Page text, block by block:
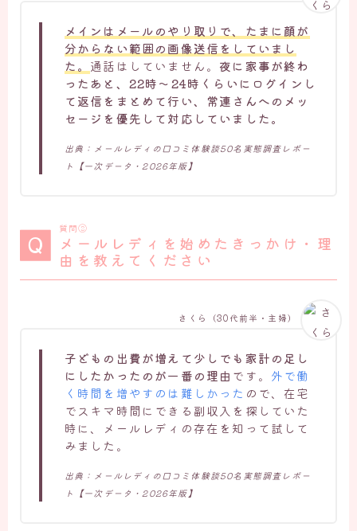
メインはメールのやり取りで、たまに顔が
分からない範囲の画像送信をしていまし
た。 通話はしていません。 夜に家事が終わ
ったあと、22時〜24時くらいにログインし
て返信をまとめて行い、常連さんへのメッ
セージを優先して対応していました。
出典：メールレディの口コミ体験談50名実態調査レポー
ト【一次データ・2026年版】
質問②
メールレディを始めたきっかけ・理
由を教えてください
子どもの出費が増えて少しでも家計の足し
にしたかったのが一番の理由 です。 外で働
く時間を増やすのは難しかった ので、在宅
でスキマ時間にできる副収入を探していた
時に、メールレディの存在を知って試して
みました。
出典：メールレディの口コミ体験談50名実態調査レポー
ト【一次データ・2026年版】
さくら（30代前半・主婦）